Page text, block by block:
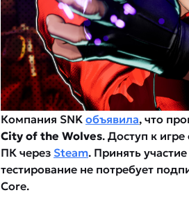
Компания SNK объявила, что
City of the Wolves. Доступ к
ПК через Steam. Принять
тестирование не потребует
Core.